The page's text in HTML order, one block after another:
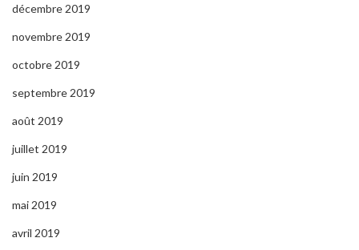
décembre 2019
novembre 2019
octobre 2019
septembre 2019
août 2019
juillet 2019
juin 2019
mai 2019
avril 2019